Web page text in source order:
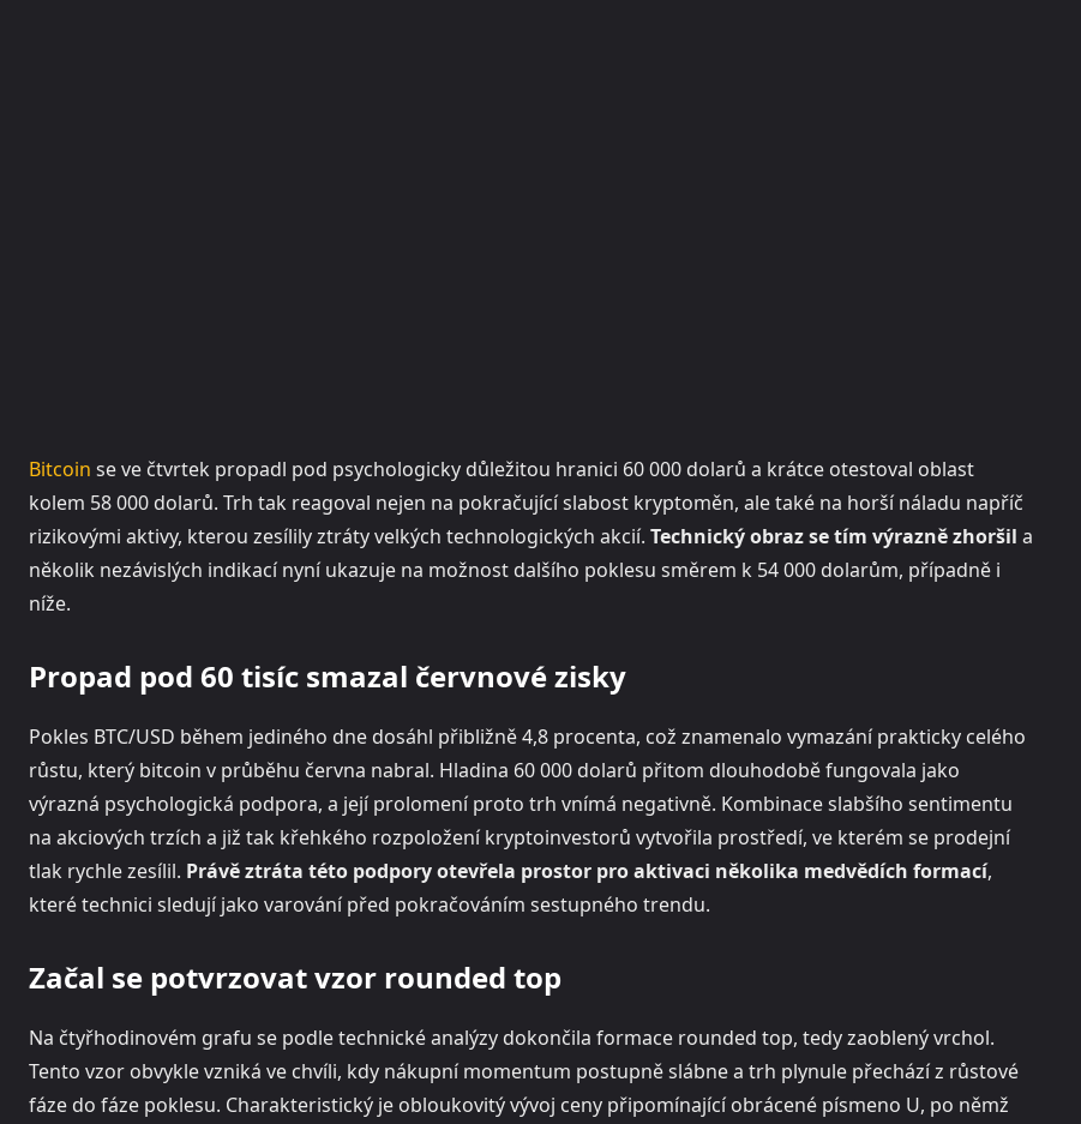
Bitcoin se ve čtvrtek propadl pod psychologicky důležitou hranici 60 000 dolarů a krátce otestoval oblast
kolem 58 000 dolarů. Trh tak reagoval nejen na pokračující slabost kryptoměn, ale také na horší náladu napříč
rizikovými aktivy, kterou zesílily ztráty velkých technologických akcií. Technický obraz se tím výrazně zhoršil a
několik nezávislých indikací nyní ukazuje na možnost dalšího poklesu směrem k 54 000 dolarům, případně i
níže.
Propad pod 60 tisíc smazal červnové zisky
Pokles BTC/USD během jediného dne dosáhl přibližně 4,8 procenta, což znamenalo vymazání prakticky celého
růstu, který bitcoin v průběhu června nabral. Hladina 60 000 dolarů přitom dlouhodobě fungovala jako
výrazná psychologická podpora, a její prolomení proto trh vnímá negativně. Kombinace slabšího sentimentu
na akciových trzích a již tak křehkého rozpoložení kryptoinvestorů vytvořila prostředí, ve kterém se prodejní
tlak rychle zesílil. Právě ztráta této podpory otevřela prostor pro aktivaci několika medvědích formací,
které technici sledují jako varování před pokračováním sestupného trendu.
Začal se potvrzovat vzor rounded top
Na čtyřhodinovém grafu se podle technické analýzy dokončila formace rounded top, tedy zaoblený vrchol.
Tento vzor obvykle vzniká ve chvíli, kdy nákupní momentum postupně slábne a trh plynule přechází z růstové
fáze do fáze poklesu. Charakteristický je obloukovitý vývoj ceny připomínající obrácené písmeno U, po němž